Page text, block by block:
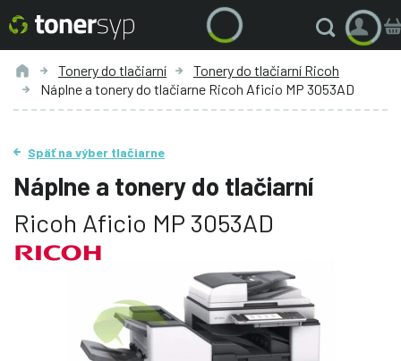
Tonery do tlačiarní
Tonery do tlačiarní Ricoh
Náplne a tonery do tlačiarne Ricoh Aficio MP 3053AD
Späť na výber tlačiarne
Náplne a tonery do tlačiarní
Ricoh Aficio MP 3053AD